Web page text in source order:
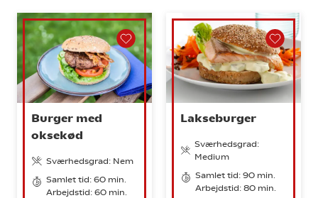
Burger med
oksekød
Sværhedsgrad: Nem
Samlet tid: 60 min.
Arbejdstid: 60 min.
Lakseburger
Sværhedsgrad:
Medium
Samlet tid: 90 min.
Arbejdstid: 80 min.